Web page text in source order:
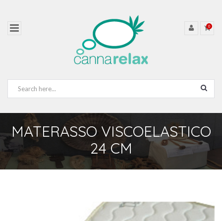
0
MATERASSO VISCOELASTICO
24 CM